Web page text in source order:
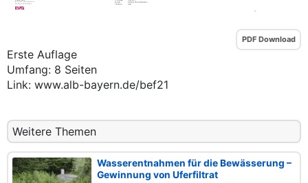
PDF Download
Erste Auflage
Umfang: 8 Seiten
Link: www.alb-bayern.de/bef21
Weitere Themen
Wasserentnahmen für die Bewässerung –
Gewinnung von Uferfiltrat